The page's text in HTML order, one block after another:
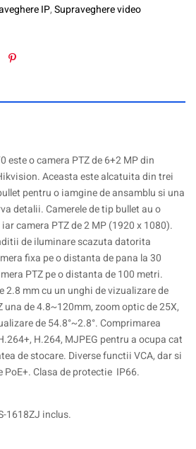
IP,Supraveghere video
Google+Pinterest
este o camera PTZ de 6+2 MP din
Aceasta este alcatuita din trei
pentru o iamgine de ansamblu si una
detalii. Camerele de tip bullet au o
camera PTZ de 2 MP (1920 x 1080).
de iluminare scazuta datorita
fixa pe o distanta de pana la 30
PTZ pe o distanta de 100 metri.
2.8 mm cu un unghi de vizualizare de
una de 4.8~120mm, zoom optic de 25X,
de 54.8°~2.8°. Comprimarea
H.264, MJPEG pentru a ocupa cat
de stocare. Diverse functii VCA, dar si
Clasa de protectie IP66.
1618ZJ inclus.